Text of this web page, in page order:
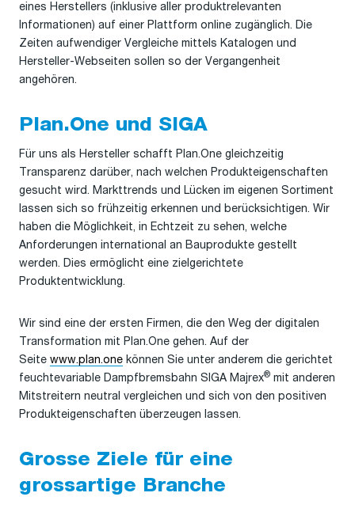
eines Herstellers (inklusive aller produktrelevanten
Informationen) auf einer Plattform online zugänglich. Die
Zeiten aufwendiger Vergleiche mittels Katalogen und
Hersteller-Webseiten sollen so der Vergangenheit
angehören.
Plan.One und SIGA
Für uns als Hersteller schafft Plan.One gleichzeitig
Transparenz darüber, nach welchen Produkteigenschaften
gesucht wird. Markttrends und Lücken im eigenen Sortiment
lassen sich so frühzeitig erkennen und berücksichtigen. Wir
haben die Möglichkeit, in Echtzeit zu sehen, welche
Anforderungen international an Bauprodukte gestellt
werden. Dies ermöglicht eine zielgerichtete
Produktentwicklung.
Wir sind eine der ersten Firmen, die den Weg der digitalen
Transformation mit Plan.One gehen. Auf der
Seite www.plan.one können Sie unter anderem die gerichtet
feuchtevariable Dampfbremsbahn SIGA Majrex® mit anderen
Mitstreitern neutral vergleichen und sich von den positiven
Produkteigenschaften überzeugen lassen.
Grosse Ziele für eine
grossartige Branche